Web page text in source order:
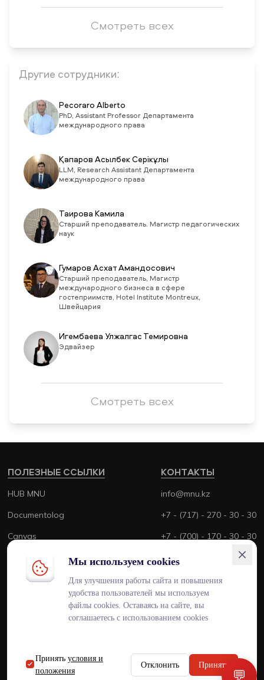
Смотреть всех
Другие сотрудники:
Pecoraro Alberto
PhD, Assistant Professor Департамента
международного права
Қапаров Асылбек Серікұлы
LLМ, Research Assistant Департамента
международного права
Таирова Камила
Старший преподаватель. Магистр педагогических
наук
Гумаров Асхат Амандосович
Старший преподаватель, Магистр
международного бизнеса в сфере
гостеприимств, Hotel Institute Montreux,
Швейцария
Игембаева Улжалгас Темировна
Эдвайзер
Смотреть всех
ENG KAZ RUS
КОНТАКТЫ
info@mnu.kz
+7 - (717) - 270 - 30 - 30
+7 - (700) - 170 - 30 - 30
ПОЛЕЗНЫЕ ССЫЛКИ
HUB MNU
Documentolog
Canvas
Platonus
Outlook
Мы используем cookies
Для улучшения работы сайта и повышения
удобства пользователей мы используем
файлы cookies. Оставаясь на сайте, вы
соглашаетесь с использованием cookies
Принять условия и
положения
Отклонить Принять
💬